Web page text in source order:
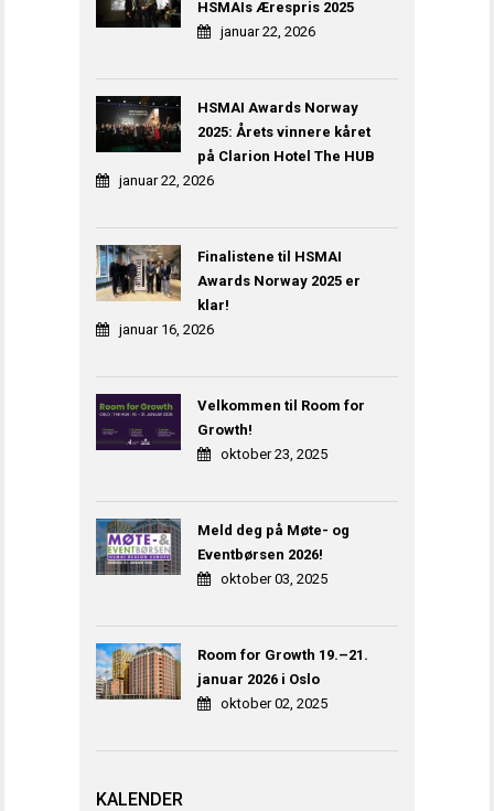
HSMAIs Ærespris 2025
januar 22, 2026
HSMAI Awards Norway
2025: Årets vinnere kåret
på Clarion Hotel The HUB
januar 22, 2026
Finalistene til HSMAI
Awards Norway 2025 er
klar!
januar 16, 2026
Velkommen til Room for
Growth!
oktober 23, 2025
Meld deg på Møte- og
Eventbørsen 2026!
oktober 03, 2025
Room for Growth 19.–21.
januar 2026 i Oslo
oktober 02, 2025
KALENDER